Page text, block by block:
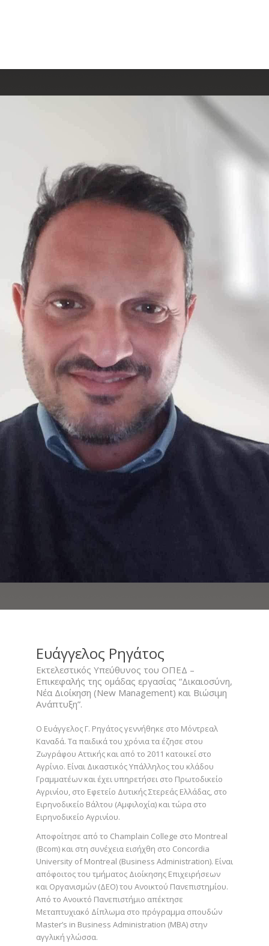
Ευάγγελος Ρηγάτος
Εκτελεστικός Υπεύθυνος του ΟΠΕΔ –
Επικεφαλής της ομάδας εργασίας “Δικαιοσύνη,
Νέα Διοίκηση (New Management) και Βιώσιμη
Ανάπτυξη”.
Ο Ευάγγελος Γ. Ρηγάτος γεννήθηκε στο Μόντρεαλ
Καναδά. Τα παιδικά του χρόνια τα έζησε στου
Ζωγράφου Αττικής και από το 2011 κατοικεί στο
Αγρίνιο. Είναι Δικαστικός Υπάλληλος του κλάδου
Γραμματέων και έχει υπηρετήσει στο Πρωτοδικείο
Αγρινίου, στο Εφετείο Δυτικής Στερεάς Ελλάδας, στο
Ειρηνοδικείο Βάλτου (Αμφιλοχία) και τώρα στο
Ειρηνοδικείο Αγρινίου.
Αποφοίτησε από το Champlain College στο Montreal
(Bcom) και στη συνέχεια εισήχθη στο Concordia
University of Montreal (Business Administration). Είναι
απόφοιτος του τμήματος Διοίκησης Επιχειρήσεων
και Οργανισμών (ΔΕΟ) του Ανοικτού Πανεπιστημίου.
Από το Ανοικτό Πανεπιστήμιο απέκτησε
Μεταπτυχιακό Δίπλωμα στο πρόγραμμα σπουδών
Master’s in Business Administration (MBA) στην
αγγλική γλώσσα.